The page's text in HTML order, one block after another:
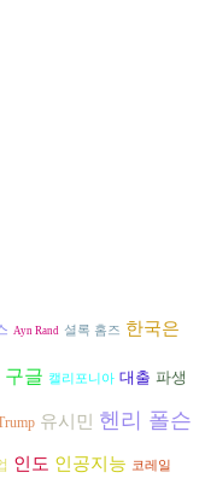
Ayn Rand 셜록 홈즈 한국은
구글 캘리포니아 대출 파생
유시민 헨리 폴슨
인도 인공지능 코레일